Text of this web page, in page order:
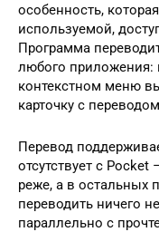
особенность,
используемой,
Программа
любого приложения:
контекстном меню
карточку с
Перевод
отсутствует с
реже, а в остальных
переводить ничего
параллельно с